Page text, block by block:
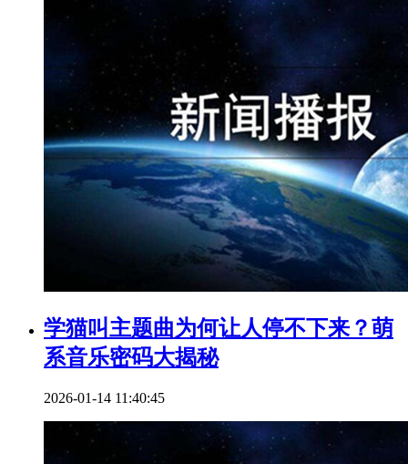
学猫叫主题曲为何让人停不下来？萌
系音乐密码大揭秘
2026-01-14 11:40:45